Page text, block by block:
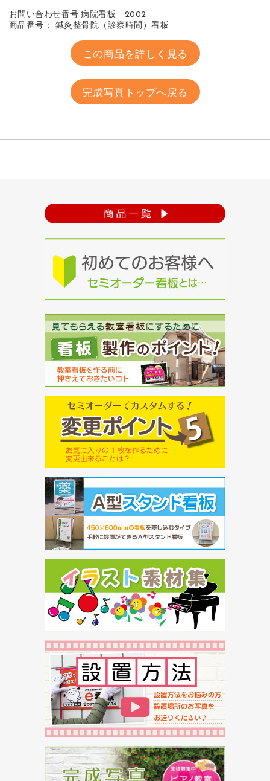
お問い合わせ番号:病院看板 2002
商品番号： 鍼灸整骨院（診察時間）看板
この商品を詳しく見る
完成写真トップへ戻る